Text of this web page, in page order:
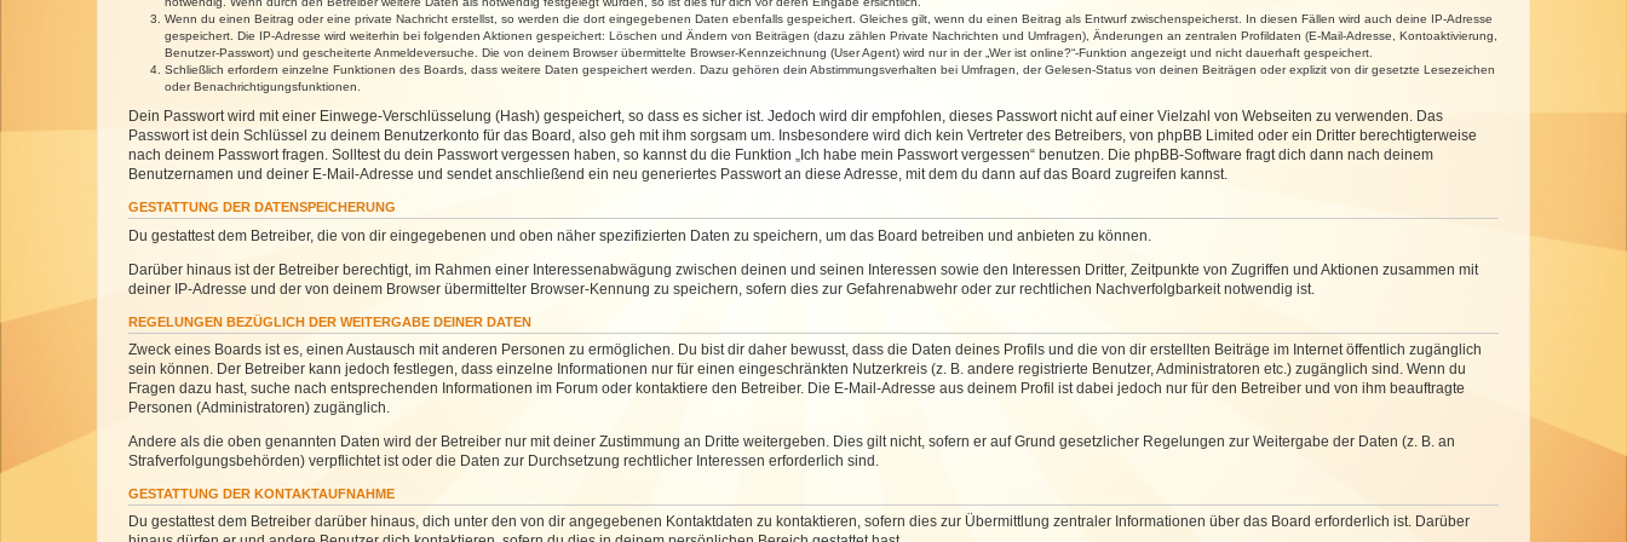
Wenn du einen Beitrag oder eine private Nachricht erstellst, so werden die dort eingegebenen Daten ebenfalls gespeichert. Gleiches gilt, wenn du einen Beitrag als Entwurf zwischenspeicherst. In diesen Fällen wird auch deine IP-Adresse
gespeichert. Die IP-Adresse wird weiterhin bei folgenden Aktionen gespeichert: Löschen und Ändern von Beiträgen (dazu zählen Private Nachrichten und Umfragen), Änderungen an zentralen Profildaten (E-Mail-Adresse, Kontoaktivierung,
Benutzer-Passwort) und gescheiterte Anmeldeversuche. Die von deinem Browser übermittelte Browser-Kennzeichnung (User Agent) wird nur in der „Wer ist online?“-Funktion angezeigt und nicht dauerhaft gespeichert.
Schließlich erfordern einzelne Funktionen des Boards, dass weitere Daten gespeichert werden. Dazu gehören dein Abstimmungsverhalten bei Umfragen, der Gelesen-Status von deinen Beiträgen oder explizit von dir gesetzte Lesezeichen
oder Benachrichtigungsfunktionen.
Dein Passwort wird mit einer Einwege-Verschlüsselung (Hash) gespeichert, so dass es sicher ist. Jedoch wird dir empfohlen, dieses Passwort nicht auf einer Vielzahl von Webseiten zu verwenden. Das
Passwort ist dein Schlüssel zu deinem Benutzerkonto für das Board, also geh mit ihm sorgsam um. Insbesondere wird dich kein Vertreter des Betreibers, von phpBB Limited oder ein Dritter berechtigterweise
nach deinem Passwort fragen. Solltest du dein Passwort vergessen haben, so kannst du die Funktion „Ich habe mein Passwort vergessen“ benutzen. Die phpBB-Software fragt dich dann nach deinem
Benutzernamen und deiner E-Mail-Adresse und sendet anschließend ein neu generiertes Passwort an diese Adresse, mit dem du dann auf das Board zugreifen kannst.
GESTATTUNG DER DATENSPEICHERUNG
Du gestattest dem Betreiber, die von dir eingegebenen und oben näher spezifizierten Daten zu speichern, um das Board betreiben und anbieten zu können.
Darüber hinaus ist der Betreiber berechtigt, im Rahmen einer Interessenabwägung zwischen deinen und seinen Interessen sowie den Interessen Dritter, Zeitpunkte von Zugriffen und Aktionen zusammen mit
deiner IP-Adresse und der von deinem Browser übermittelter Browser-Kennung zu speichern, sofern dies zur Gefahrenabwehr oder zur rechtlichen Nachverfolgbarkeit notwendig ist.
REGELUNGEN BEZÜGLICH DER WEITERGABE DEINER DATEN
Zweck eines Boards ist es, einen Austausch mit anderen Personen zu ermöglichen. Du bist dir daher bewusst, dass die Daten deines Profils und die von dir erstellten Beiträge im Internet öffentlich zugänglich
sein können. Der Betreiber kann jedoch festlegen, dass einzelne Informationen nur für einen eingeschränkten Nutzerkreis (z. B. andere registrierte Benutzer, Administratoren etc.) zugänglich sind. Wenn du
Fragen dazu hast, suche nach entsprechenden Informationen im Forum oder kontaktiere den Betreiber. Die E-Mail-Adresse aus deinem Profil ist dabei jedoch nur für den Betreiber und von ihm beauftragte
Personen (Administratoren) zugänglich.
Andere als die oben genannten Daten wird der Betreiber nur mit deiner Zustimmung an Dritte weitergeben. Dies gilt nicht, sofern er auf Grund gesetzlicher Regelungen zur Weitergabe der Daten (z. B. an
Strafverfolgungsbehörden) verpflichtet ist oder die Daten zur Durchsetzung rechtlicher Interessen erforderlich sind.
GESTATTUNG DER KONTAKTAUFNAHME
Du gestattest dem Betreiber darüber hinaus, dich unter den von dir angegebenen Kontaktdaten zu kontaktieren, sofern dies zur Übermittlung zentraler Informationen über das Board erforderlich ist. Darüber